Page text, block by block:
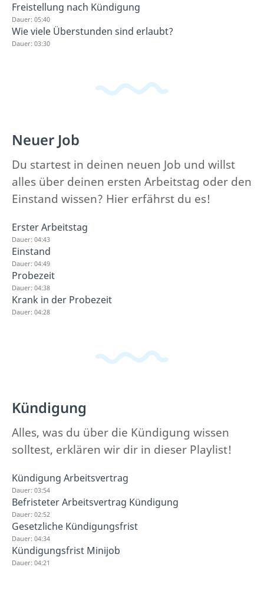
Freistellung nach Kündigung
Dauer: 05:40
Wie viele Überstunden sind erlaubt?
Dauer: 03:30
Neuer Job
Du startest in deinen neuen Job und willst
alles über deinen ersten Arbeitstag oder den
Einstand wissen? Hier erfährst du es!
Erster Arbeitstag
Dauer: 04:43
Einstand
Dauer: 04:49
Probezeit
Dauer: 04:38
Krank in der Probezeit
Dauer: 04:28
Kündigung
Alles, was du über die Kündigung wissen
solltest, erklären wir dir in dieser Playlist!
Kündigung Arbeitsvertrag
Dauer: 03:54
Befristeter Arbeitsvertrag Kündigung
Dauer: 02:52
Gesetzliche Kündigungsfrist
Dauer: 04:34
Kündigungsfrist Minijob
Dauer: 04:21